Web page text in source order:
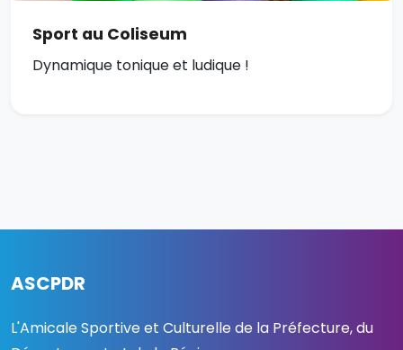
Sport au Coliseum
Dynamique tonique et ludique !
ASCPDR
L'Amicale Sportive et Culturelle de la Préfecture, du